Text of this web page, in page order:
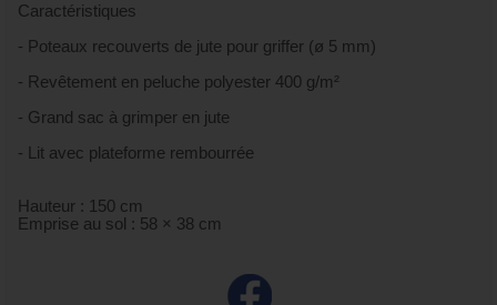
Caractéristiques
- Poteaux recouverts de jute pour griffer (ø 5 mm)
- Revêtement en peluche polyester 400 g/m²
- Grand sac à grimper en jute
- Lit avec plateforme rembourrée
Hauteur : 150 cm
Emprise au sol : 58 × 38 cm